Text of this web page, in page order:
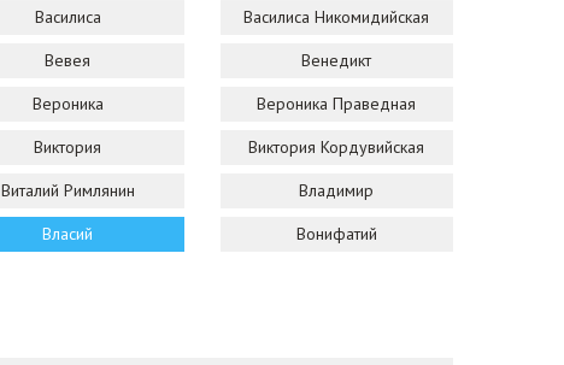
Василиса
Василиса Никомидийская
Вевея
Венедикт
Вероника
Вероника Праведная
Виктория
Виктория Кордувийская
Виталий Римлянин
Владимир
Власий
Вонифатий